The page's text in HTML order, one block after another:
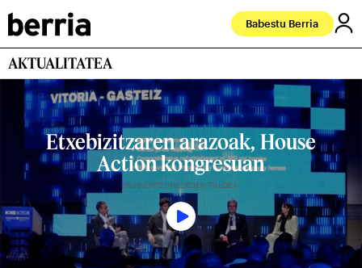
Babestu Berria
AKTUALITATEA
Etxebizitzaren arazoak, House
Action kongresuan
IKUS-ENTZUNEZKOEN TALDEA